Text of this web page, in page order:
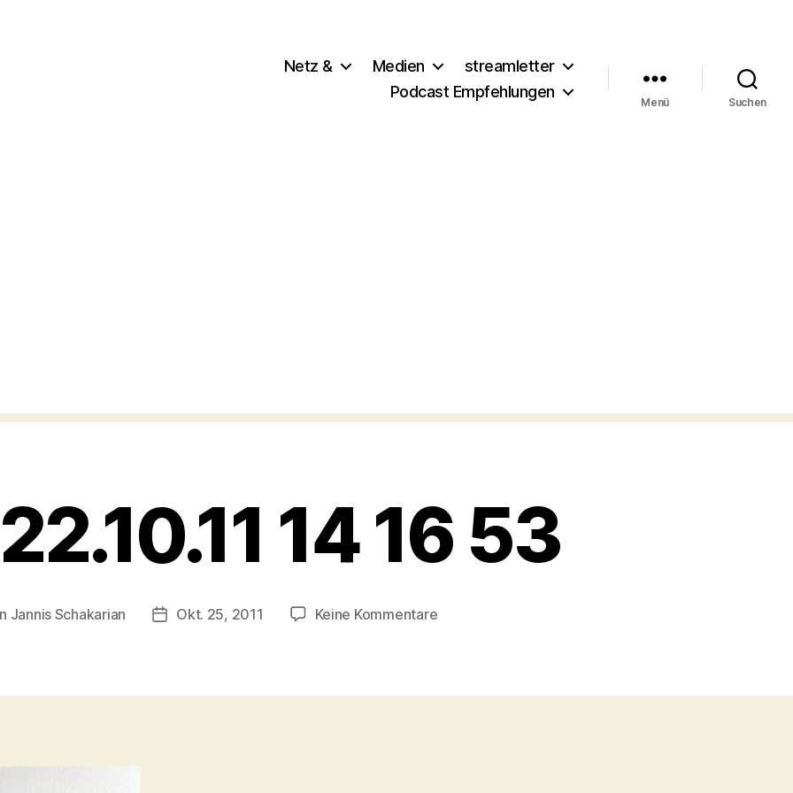
Netz & Medien
streamletter
Podcast Empfehlungen
Menü Suchen
14 16 53
Jannis Schakarian Veröffentlichungsdatum
Okt. 25, 2011 Keine Kommentarezu
16